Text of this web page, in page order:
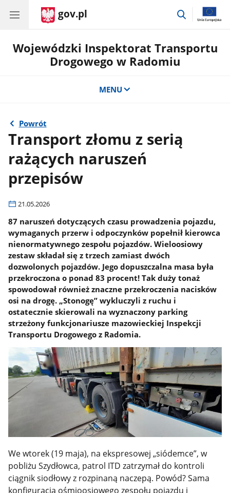
gov.pl
przejdź
Wojewódzki Inspektorat Transportu
Drogowego w Radomiu
MENU
Powrót
Transport złomu z serią
rażących naruszeń
przepisów
21.05.2026
87 naruszeń dotyczących czasu prowadzenia pojazdu,
wymaganych przerw i odpoczynków popełnił kierowca
nienormatywnego zespołu pojazdów. Wieloosiowy
zestaw składał się z trzech zamiast dwóch
dozwolonych pojazdów. Jego dopuszczalna masa była
przekroczona o ponad 83 procent! Tak duży tonaż
spowodował również znaczne przekroczenia nacisków
osi na drogę. „Stonogę” wykluczyli z ruchu i
ostatecznie skierowali na wyznaczony parking
strzeżony funkcjonariusze mazowieckiej Inspekcji
Transportu Drogowego z Radomia.
We wtorek (19 maja), na ekspresowej „siódemce”, w
pobliżu Szydłowca, patrol ITD zatrzymał do kontroli
ciągnik siodłowy z rozpinaną naczepą. Powód? Sama
konfiguracja ośmioosiowego zespołu pojazdu i